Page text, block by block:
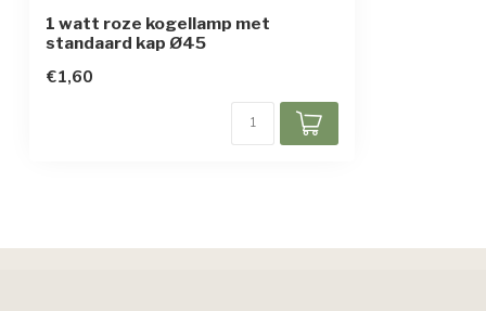
1 watt roze kogellamp met
standaard kap Ø45
€1,60